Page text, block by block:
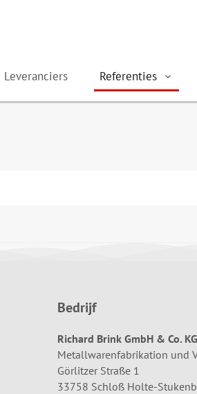
Leveranciers Referenties
Bedrijf
Richard Brink GmbH & Co. KG
Metallwarenfabrikation und
Görlitzer Straße 1
33758 Schloß Holte-